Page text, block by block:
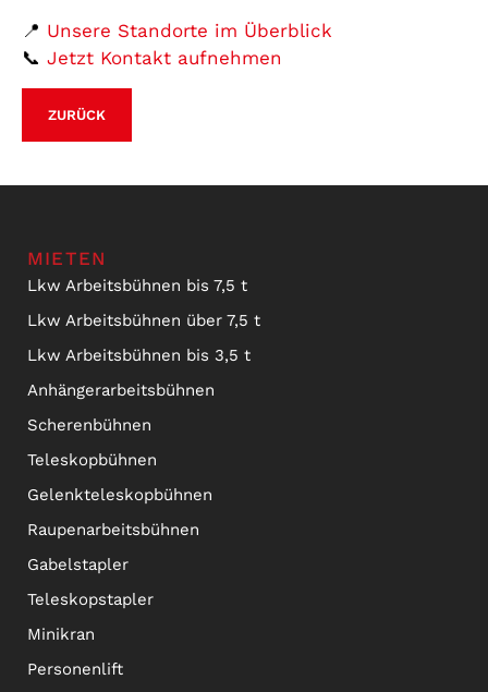
📍 Unsere Standorte im Überblick
📞 Jetzt Kontakt aufnehmen
ZURÜCK
MIETEN
Lkw Arbeitsbühnen bis 7,5 t
Lkw Arbeitsbühnen über 7,5 t
Lkw Arbeitsbühnen bis 3,5 t
Anhängerarbeitsbühnen
Scherenbühnen
Teleskopbühnen
Gelenkteleskopbühnen
Raupenarbeitsbühnen
Gabelstapler
Teleskopstapler
Minikran
Personenlift